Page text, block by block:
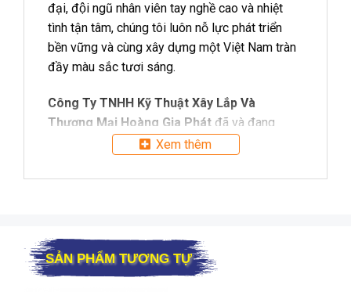
đại, đội ngũ nhân viên tay nghề cao và nhiệt
tình tận tâm, chúng tôi luôn nỗ lực phát triển
bền vững và cùng xây dựng một Việt Nam tràn
đầy màu sắc tươi sáng.
Công Ty TNHH Kỹ Thuật Xây Lắp Và
Thương Mại Hoàng Gia Phát đã và đang
không ngừng cung cấp những sản phẩm sơn
loại cùng vô số các dịch vụ như, thi công sơn
hàng,đem đến sự hài lòng cao nhất ở khách
hàng cũng như đóng góp tích cực cho ngành
công nghiệp sơn tại Việt Nam nói chung và
Xem thêm
SẢN PHẨM TƯƠNG TỰ